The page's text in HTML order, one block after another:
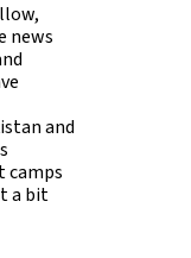
news
and
camps
a bit